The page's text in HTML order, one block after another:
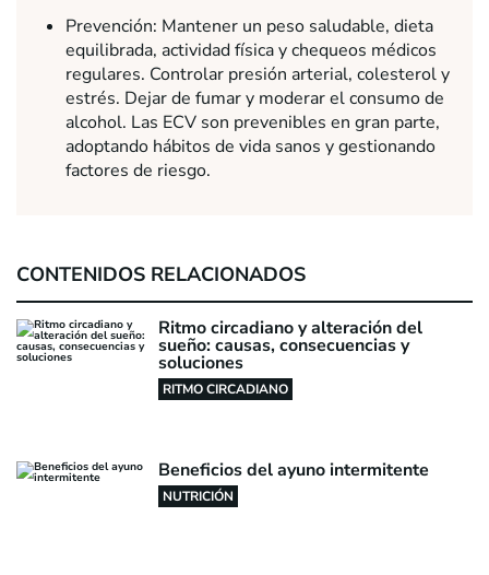
Prevención: Mantener un peso saludable, dieta
equilibrada, actividad física y chequeos médicos
regulares. Controlar presión arterial, colesterol y
estrés. Dejar de fumar y moderar el consumo de
alcohol. Las ECV son prevenibles en gran parte,
adoptando hábitos de vida sanos y gestionando
factores de riesgo.
CONTENIDOS RELACIONADOS
Ritmo circadiano y alteración del
sueño: causas, consecuencias y
soluciones
RITMO CIRCADIANO
Beneficios del ayuno intermitente
NUTRICIÓN